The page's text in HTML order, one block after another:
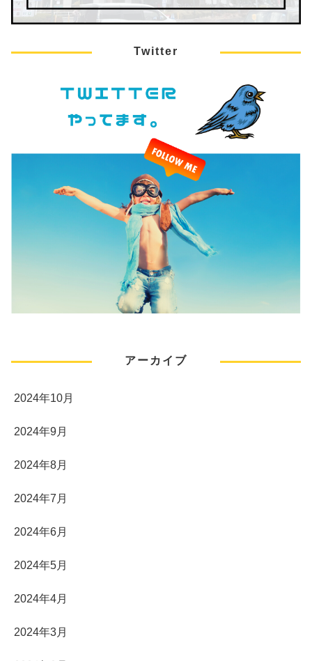
Twitter
アーカイブ
2024年10月
2024年9月
2024年8月
2024年7月
2024年6月
2024年5月
2024年4月
2024年3月